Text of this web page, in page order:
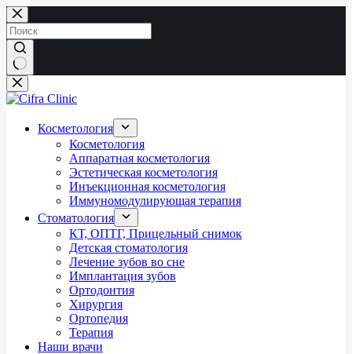
Перейти
к
сути
Ничего
не
Косметология
Косметология
Аппаратная косметология
Эстетическая косметология
Инъекционная косметология
Иммуномодулирующая терапия
Стоматология
КТ, ОПТГ, Прицельный снимок
Детская стоматология
Лечение зубов во сне
Имплантация зубов
Ортодонтия
Хирургия
Ортопедия
Терапия
Наши врачи